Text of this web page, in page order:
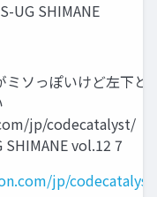
UG SHIMANE
ソっぽいけど左下と
jp/codecatalyst/
vol.12 7
jp/